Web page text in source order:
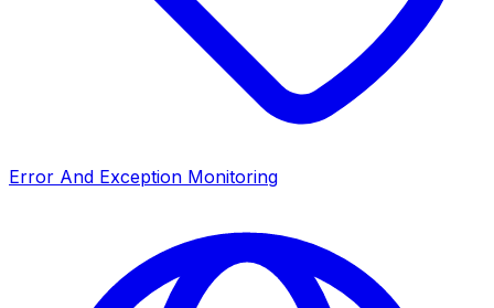
Error And Exception Monitoring